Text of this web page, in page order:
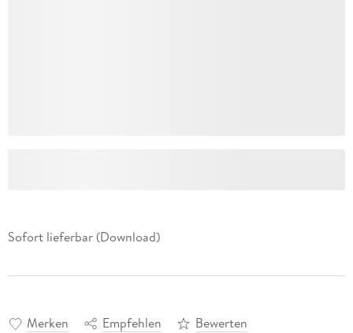
Sofort lieferbar (Download)
Merken Empfehlen Bewerten